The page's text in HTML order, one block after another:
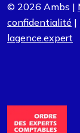
© 2026 Ambs |
confidentialité |
lagence.expert